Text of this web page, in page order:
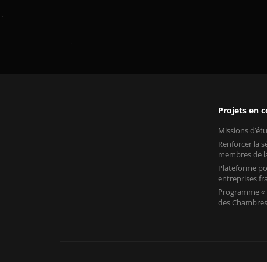
Projets en
Missions
Renforcer la
membres de
Plateforme
entreprises
Programme
des